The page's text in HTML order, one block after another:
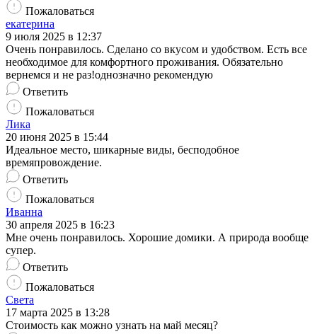
Пожаловаться
екатерина
9 июля 2025 в 12:37
Очень понравилось. Сделано со вкусом и удобством. Есть все
необходимое для комфортного проживания. Обязательно
вернемся и не раз!однозначно рекомендую
Ответить
Пожаловаться
Лика
20 июня 2025 в 15:44
Идеальное место, шикарные виды, бесподобное
времяпровождение.
Ответить
Пожаловаться
Иванна
30 апреля 2025 в 16:23
Мне очень понравилось. Хорошие домики. А природа вообще
супер.
Ответить
Пожаловаться
Света
17 марта 2025 в 13:28
Стоимость как можно узнать на май месяц?